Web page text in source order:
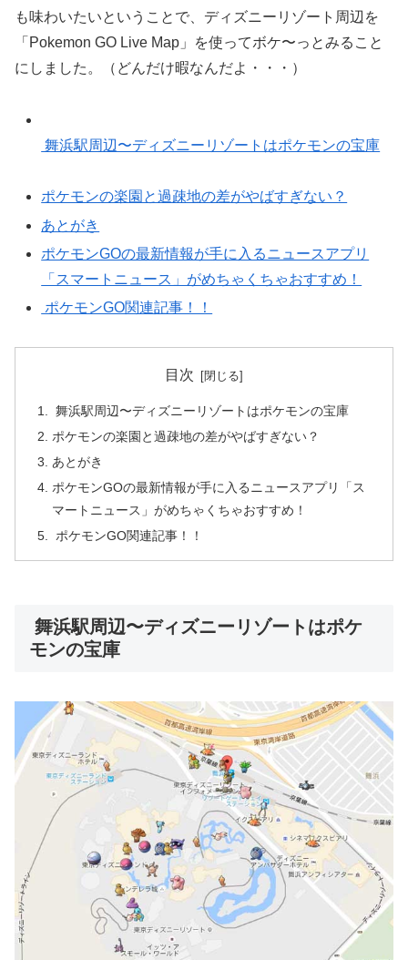
も味わいたいということで、ディズニーリゾート周辺を
「Pokemon GO Live Map」を使ってボケ〜っとみること
にしました。（どんだけ暇なんだよ・・・）
舞浜駅周辺〜ディズニーリゾートはポケモンの宝庫
ポケモンの楽園と過疎地の差がやばすぎない？
あとがき
ポケモンGOの最新情報が手に入るニュースアプリ
「スマートニュース」がめちゃくちゃおすすめ！
ポケモンGO関連記事！！
目次
舞浜駅周辺〜ディズニーリゾートはポケモンの宝庫
ポケモンの楽園と過疎地の差がやばすぎない？
あとがき
ポケモンGOの最新情報が手に入るニュースアプリ「ス
マートニュース」がめちゃくちゃおすすめ！
ポケモンGO関連記事！！
舞浜駅周辺〜ディズニーリゾートはポケ
モンの宝庫